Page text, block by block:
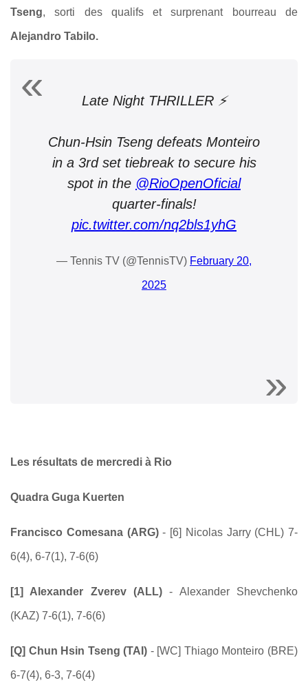
Tseng, sorti des qualifs et surprenant bourreau de
Alejandro Tabilo.
Late Night THRILLER ⚡
Chun-Hsin Tseng defeats Monteiro
in a 3rd set tiebreak to secure his
spot in the @RioOpenOficial
quarter-finals!
pic.twitter.com/nq2bls1yhG
— Tennis TV (@TennisTV) February 20,
2025
Les résultats de mercredi à Rio
Quadra Guga Kuerten
Francisco Comesana (ARG)- [6] Nicolas Jarry (CHL) 7-
6(4), 6-7(1), 7-6(6)
[1] Alexander Zverev (ALL)- Alexander Shevchenko
(KAZ) 7-6(1), 7-6(6)
[Q] Chun Hsin Tseng (TAI) - [WC] Thiago Monteiro (BRE)
6-7(4), 6-3, 7-6(4)